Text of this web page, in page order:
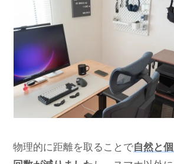
物理的に距離を取ることで自然と